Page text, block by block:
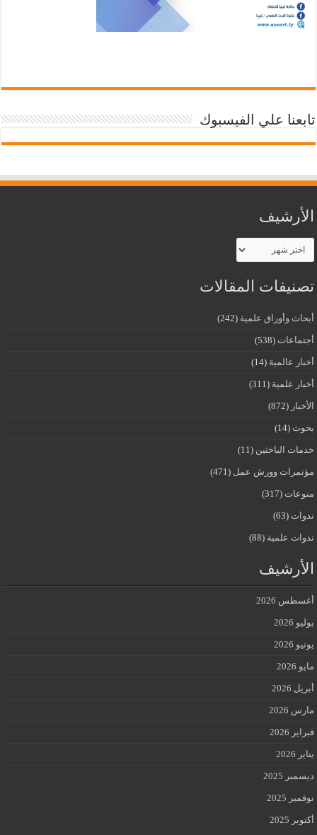
تابعنا علي الفيسبوك
الأرشيف
الأرشيف
تصنيفات المقالات
أبحاث وأوراق علمية (242)
أجتماعات (538)
أخبار عالمية (14)
أخبار علمية (311)
الأخبار (872)
بحوث (14)
خدمات الباحثين (11)
مؤتمرات وورش عمل (471)
منوعات (317)
ندوات (63)
ندوات علمية (88)
الأرشيف
أغسطس 2026
يوليو 2026
يونيو 2026
مايو 2026
أبريل 2026
مارس 2026
فبراير 2026
يناير 2026
ديسمبر 2025
نوفمبر 2025
أكتوبر 2025